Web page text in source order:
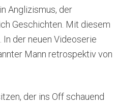
Anglizismus, der
Geschichten. Mit diesem
der neuen Videoserie
Mann retrospektiv von
der ins Off schauend